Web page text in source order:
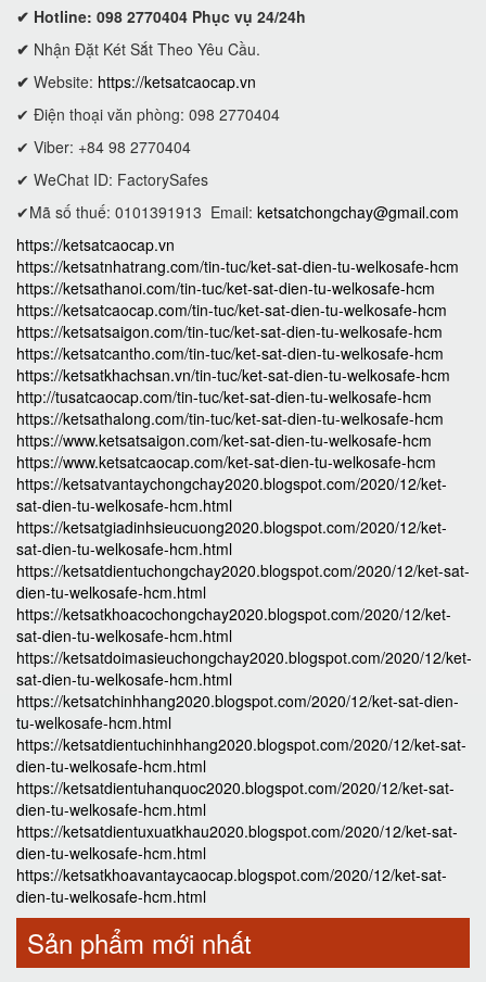
✔ Hotline: 098 2770404 Phục vụ 24/24h
✔ Nhận Đặt Két Sắt Theo Yêu Cầu.
✔ Website: https://ketsatcaocap.vn
✔ Điện thoại văn phòng: 098 2770404
✔ Viber: +84 98 2770404
✔ WeChat ID: FactorySafes
✔Mã số thuế: 0101391913 Email: ketsatchongchay@gmail.com
https://ketsatcaocap.vn
https://ketsatnhatrang.com/tin-tuc/ket-sat-dien-tu-welkosafe-hcm
https://ketsathanoi.com/tin-tuc/ket-sat-dien-tu-welkosafe-hcm
https://ketsatcaocap.com/tin-tuc/ket-sat-dien-tu-welkosafe-hcm
https://ketsatsaigon.com/tin-tuc/ket-sat-dien-tu-welkosafe-hcm
https://ketsatcantho.com/tin-tuc/ket-sat-dien-tu-welkosafe-hcm
https://ketsatkhachsan.vn/tin-tuc/ket-sat-dien-tu-welkosafe-hcm
http://tusatcaocap.com/tin-tuc/ket-sat-dien-tu-welkosafe-hcm
https://ketsathalong.com/tin-tuc/ket-sat-dien-tu-welkosafe-hcm
https://www.ketsatsaigon.com/ket-sat-dien-tu-welkosafe-hcm
https://www.ketsatcaocap.com/ket-sat-dien-tu-welkosafe-hcm
https://ketsatvantaychongchay2020.blogspot.com/2020/12/ket-
sat-dien-tu-welkosafe-hcm.html
https://ketsatgiadinhsieucuong2020.blogspot.com/2020/12/ket-
sat-dien-tu-welkosafe-hcm.html
https://ketsatdientuchongchay2020.blogspot.com/2020/12/ket-sat-
dien-tu-welkosafe-hcm.html
https://ketsatkhoacochongchay2020.blogspot.com/2020/12/ket-
sat-dien-tu-welkosafe-hcm.html
https://ketsatdoimasieuchongchay2020.blogspot.com/2020/12/ket-
sat-dien-tu-welkosafe-hcm.html
https://ketsatchinhhang2020.blogspot.com/2020/12/ket-sat-dien-
tu-welkosafe-hcm.html
https://ketsatdientuchinhhang2020.blogspot.com/2020/12/ket-sat-
dien-tu-welkosafe-hcm.html
https://ketsatdientuhanquoc2020.blogspot.com/2020/12/ket-sat-
dien-tu-welkosafe-hcm.html
https://ketsatdientuxuatkhau2020.blogspot.com/2020/12/ket-sat-
dien-tu-welkosafe-hcm.html
https://ketsatkhoavantaycaocap.blogspot.com/2020/12/ket-sat-
dien-tu-welkosafe-hcm.html
Sản phẩm mới nhất